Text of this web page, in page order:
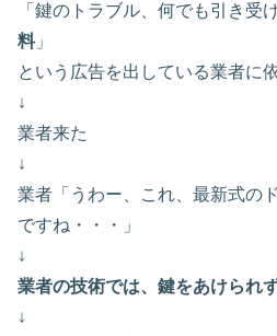
「鍵のトラブル、何でも引き受
料」
という広告を出している業者に
↓
業者来た
↓
業者「うわー、これ、最新式の
ですね・・・」
↓
業者の技術では、鍵をあけられず
↓